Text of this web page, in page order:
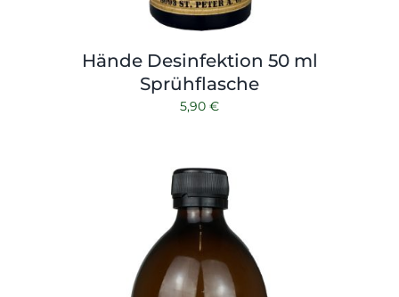
Hände Desinfektion 50 ml
Sprühflasche
5,90 €